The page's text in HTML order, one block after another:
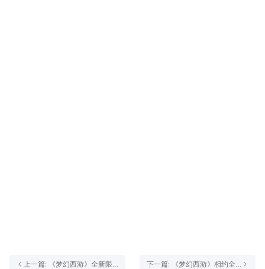
上一篇: 《梦幻西游》全新限
下一篇: 《梦幻西游》相约全